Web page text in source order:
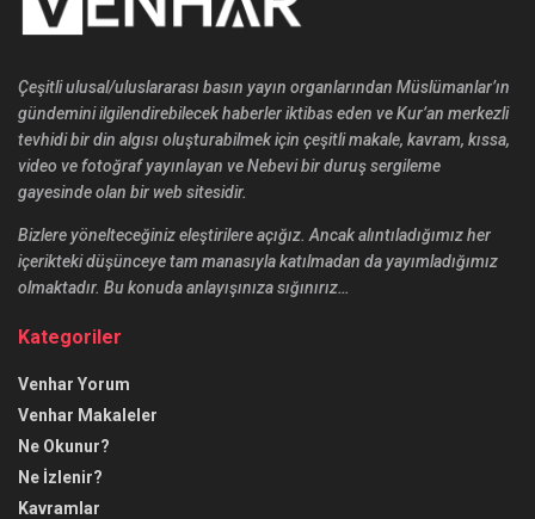
Çeşitli ulusal/uluslararası basın yayın organlarından Müslümanlar’ın
gündemini ilgilendirebilecek haberler iktibas eden ve Kur’an merkezli
tevhidi bir din algısı oluşturabilmek için çeşitli makale, kavram, kıssa,
video ve fotoğraf yayınlayan ve Nebevi bir duruş sergileme
gayesinde olan bir web sitesidir.
Bizlere yönelteceğiniz eleştirilere açığız. Ancak alıntıladığımız her
içerikteki düşünceye tam manasıyla katılmadan da yayımladığımız
olmaktadır. Bu konuda anlayışınıza sığınırız…
Kategoriler
Venhar Yorum
Venhar Makaleler
Ne Okunur?
Ne İzlenir?
Kavramlar